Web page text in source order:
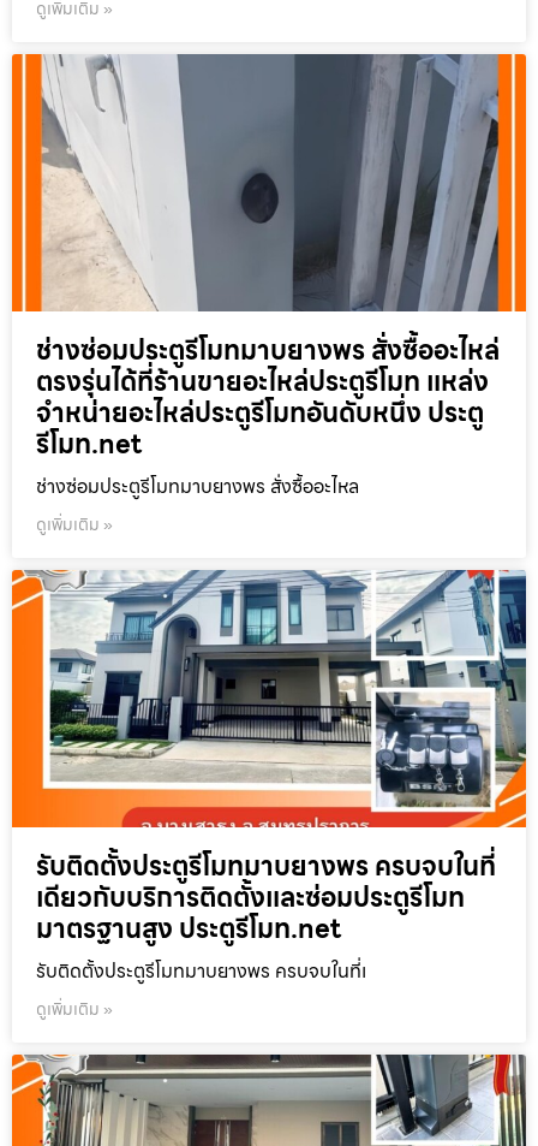
ดูเพิ่มเติม »
ช่างซ่อมประตูรีโมทมาบยางพร สั่งซื้ออะไหล่
ตรงรุ่นได้ที่ร้านขายอะไหล่ประตูรีโมท แหล่ง
จำหน่ายอะไหล่ประตูรีโมทอันดับหนึ่ง ประตู
รีโมท.net
ช่างซ่อมประตูรีโมทมาบยางพร สั่งซื้ออะไหล
ดูเพิ่มเติม »
รับติดตั้งประตูรีโมทมาบยางพร ครบจบในที่
เดียวกับบริการติดตั้งและซ่อมประตูรีโมท
มาตรฐานสูง ประตูรีโมท.net
รับติดตั้งประตูรีโมทมาบยางพร ครบจบในที่เ
ดูเพิ่มเติม »